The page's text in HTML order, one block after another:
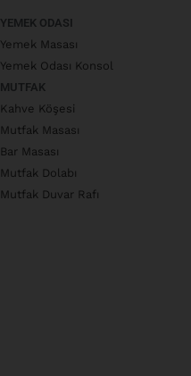
YEMEK ODASI
Yemek Masası
Yemek Odası Konsol
MUTFAK
Kahve Köşesi
Mutfak Masası
Bar Masası
Mutfak Dolabı
Mutfak Duvar Rafı